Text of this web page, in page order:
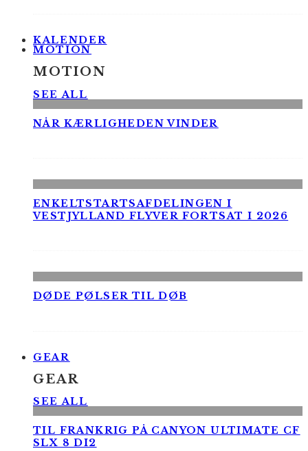
KALENDER
MOTION
MOTION
SEE ALL
NÅR KÆRLIGHEDEN VINDER
ENKELTSTARTSAFDELINGEN I
VESTJYLLAND FLYVER FORTSAT I 2026
DØDE PØLSER TIL DØB
GEAR
GEAR
SEE ALL
TIL FRANKRIG PÅ CANYON ULTIMATE CF
SLX 8 DI2